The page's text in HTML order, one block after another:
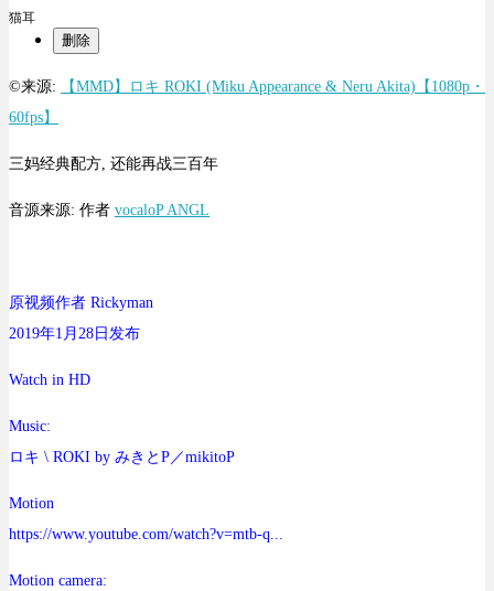
猫耳
删除
©来源:
【MMD】ロキ ROKI (Miku Appearance & Neru Akita)【1080p・
60fps】
三妈经典配方, 还能再战三百年
音源来源: 作者 vocaloP ANGL
原视频作者 Rickyman
2019年1月28日发布
Watch in HD
Music:
ロキ \ ROKI by みきとP／mikitoP
Motion
https://www.youtube.com/watch?v=mtb-q...
Motion camera: